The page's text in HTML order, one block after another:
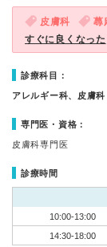
皮膚科 蕁
すぐに良くなった
診療科目：
アレルギー科、皮膚科
専門医・資格：
皮膚科専門医
診療時間
10:00-13:00
14:30-18:00